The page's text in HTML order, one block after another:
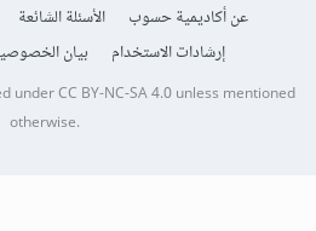
عن أكاديمية حسوب الأسئلة الشائعة
إرشادات الاستخدام
بيان
underCC BY-NC-SA 4.0unless mentioned
otherwise.